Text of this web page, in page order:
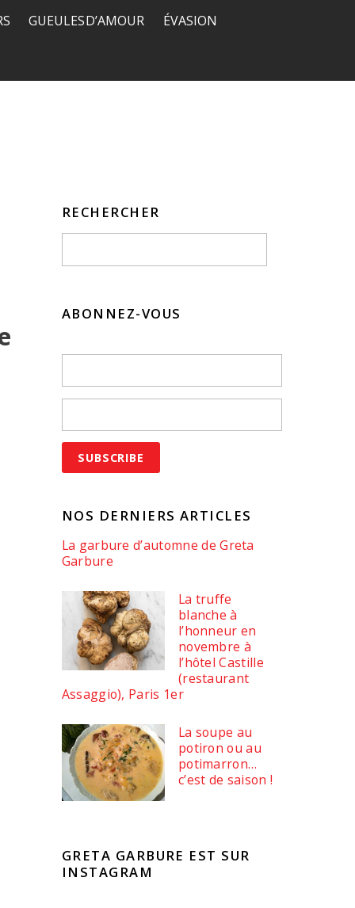
GUEULES D’AMOUR ÉVASION
RECHERCHER
ABONNEZ-VOUS
NOS DERNIERS ARTICLES
La garbure d’automne de Greta
Garbure
La truffe
blanche à
l’honneur en
novembre à
l’hôtel Castille
(restaurant
Assaggio), Paris 1er
La soupe au
potiron ou au
potimarron…
c’est de saison !
GRETA GARBURE EST SUR
INSTAGRAM